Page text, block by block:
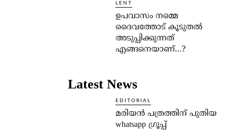
LENT
ഉപവാസം നമ്മെ
ദൈവത്തോട് കൂടുതല്‍
അടുപ്പിക്കുന്നത്
എങ്ങനെയാണ്…?
Latest News
EDITORIAL
മരിയൻ പത്രത്തിന് പുതിയ
whatsapp ഗ്രൂപ്പ്